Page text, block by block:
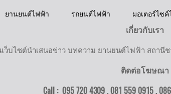
ยานยนต์ไฟฟ้า รถยนต์ไฟฟ้า มอเตอร์ไซ
เกี่ยวกับเรา
นเว็บไซต์นำเสนอข่าว บทความ ยานยนต์ไฟฟ้า สถา
ติดต่อโฆษณา
Call : 095 720 4309 , 081 559 0915 ,